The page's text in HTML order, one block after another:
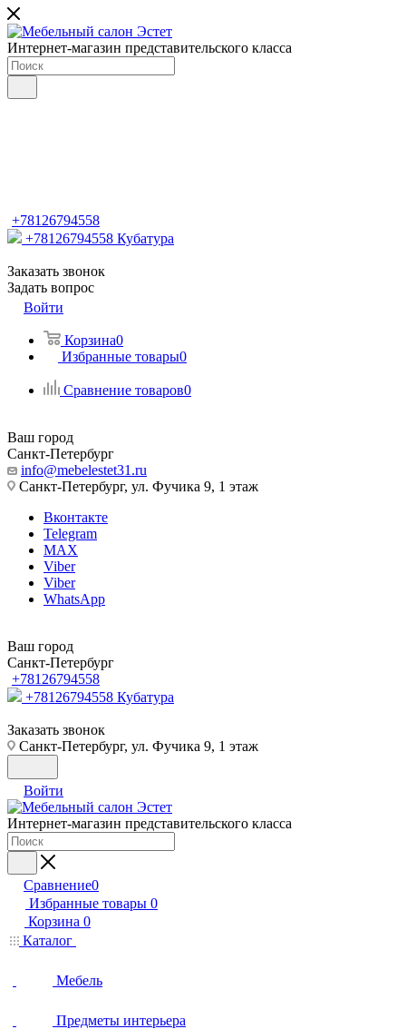
Интернет-магазин представительского класса
+78126794558
+78126794558 Кубатура
Заказать звонок
Задать вопрос
Войти
Корзина0
Избранные товары0
Сравнение товаров0
Ваш город
Санкт-Петербург
info@mebelestet31.ru
Санкт-Петербург, ул. Фучика 9, 1 этаж
Вконтакте
Telegram
MAX
Viber
Viber
WhatsApp
Ваш город
Санкт-Петербург
+78126794558
+78126794558 Кубатура
Заказать звонок
Санкт-Петербург, ул. Фучика 9, 1 этаж
Войти
Интернет-магазин представительского класса
Сравнение0
Избранные товары 0
Корзина 0
Каталог
Мебель
Предметы интерьера